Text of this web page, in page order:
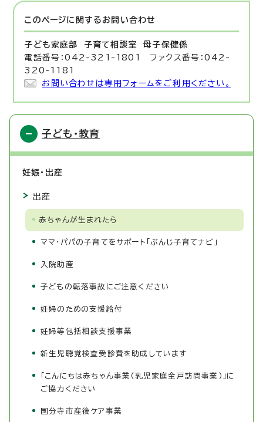
このページに関する お問い合わせ
子ども家庭部 子育て相談室
母子保健係
電話番号：042-321-1801 ファクス番号：042-
320-1181
お問い合わせは専用フォームをご利用ください。
子ども・教育
妊娠・出産
出産
赤ちゃんが生まれたら
ママ・パパの子育てをサポート「ぶんじ子育てナビ」
入院助産
子どもの転落事故にご注意ください
妊婦のための支援給付
妊婦等包括相談支援事業
新生児聴覚検査受診費を助成しています
「こんにちは赤ちゃん事業（乳児家庭全戸訪問事業）」に
ご協力ください
国分寺市産後ケア事業